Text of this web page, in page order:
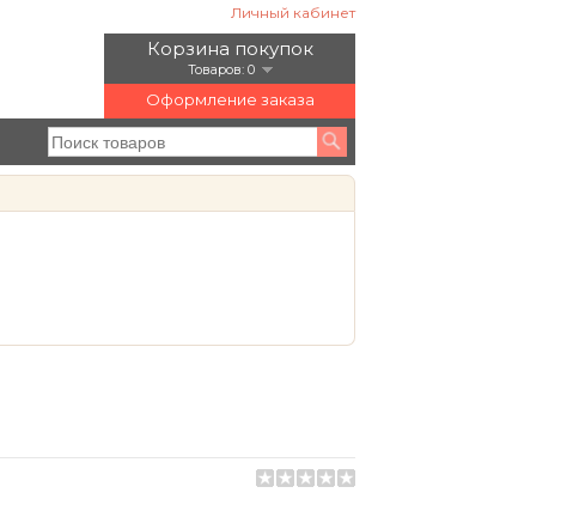
Личный кабинет
Корзина покупок
Товаров: 0
Оформление заказа